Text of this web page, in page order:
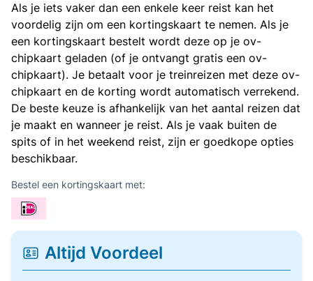
Als je iets vaker dan een enkele keer reist kan het
voordelig zijn om een kortingskaart te nemen. Als je
een kortingskaart bestelt wordt deze op je ov-
chipkaart geladen (of je ontvangt gratis een ov-
chipkaart). Je betaalt voor je treinreizen met deze ov-
chipkaart en de korting wordt automatisch verrekend.
De beste keuze is afhankelijk van het aantal reizen dat
je maakt en wanneer je reist. Als je vaak buiten de
spits of in het weekend reist, zijn er goedkope opties
beschikbaar.
Bestel een kortingskaart met:
Altijd Voordeel